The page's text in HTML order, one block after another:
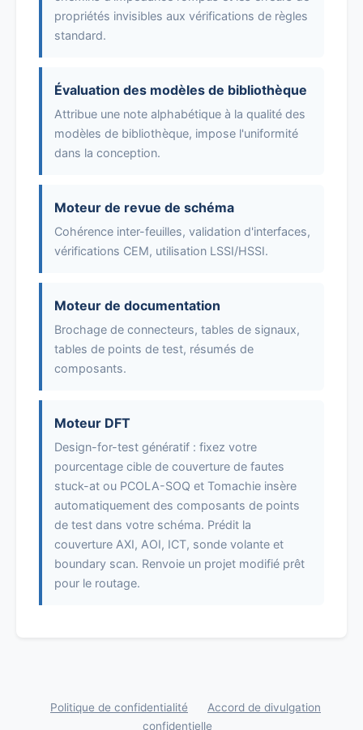
propriétés invisibles aux vérifications de règles
standard.
Évaluation des modèles de bibliothèque
Attribue une note alphabétique à la qualité des
modèles de bibliothèque, impose l'uniformité
dans la conception.
Moteur de revue de schéma
Cohérence inter-feuilles, validation d'interfaces,
vérifications CEM, utilisation LSSI/HSSI.
Moteur de documentation
Brochage de connecteurs, tables de signaux,
tables de points de test, résumés de
composants.
Moteur DFT
Design-for-test génératif : fixez votre
pourcentage cible de couverture de fautes
stuck-at ou PCOLA-SOQ et Tomachie insère
automatiquement des composants de points
de test dans votre schéma. Prédit la
couverture AXI, AOI, ICT, sonde volante et
boundary scan. Renvoie un projet modifié prêt
pour le routage.
Politique de confidentialité
Accord de divulgation
confidentielle